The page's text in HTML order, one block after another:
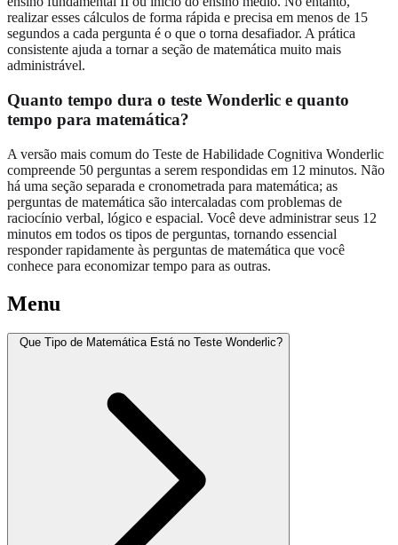
realizar esses cálculos de forma rápida e precisa em menos de 15
segundos a cada pergunta é o que o torna desafiador. A prática
consistente ajuda a tornar a seção de matemática muito mais
administrável.
Quanto tempo dura o teste Wonderlic e quanto
tempo para matemática?
A versão mais comum do Teste de Habilidade Cognitiva Wonderlic
compreende 50 perguntas a serem respondidas em 12 minutos. Não
há uma seção separada e cronometrada para matemática; as
perguntas de matemática são intercaladas com problemas de
raciocínio verbal, lógico e espacial. Você deve administrar seus 12
minutos em todos os tipos de perguntas, tornando essencial
responder rapidamente às perguntas de matemática que você
conhece para economizar tempo para as outras.
Menu
Que Tipo de Matemática Está no Teste Wonderlic?